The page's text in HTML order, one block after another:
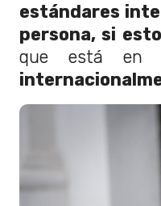
estándares
persona, si
que está en